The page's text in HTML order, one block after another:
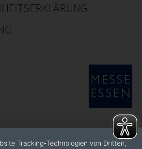
Tracking-Technologien von Dritten,